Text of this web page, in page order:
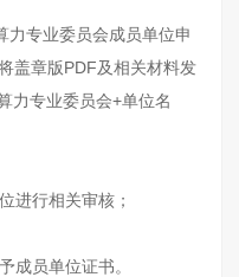
力专业委员会成员单位申
盖章版PDF及相关材料发
力专业委员会+单位名
进行相关审核；
成员单位证书。